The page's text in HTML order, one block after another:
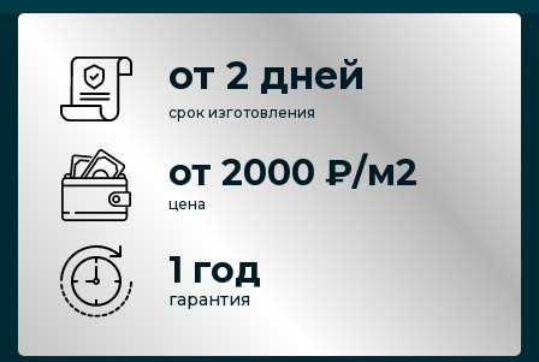
от 2 дней
срок изготовления
от 2000 ₽/м2
цена
1 год
гарантия